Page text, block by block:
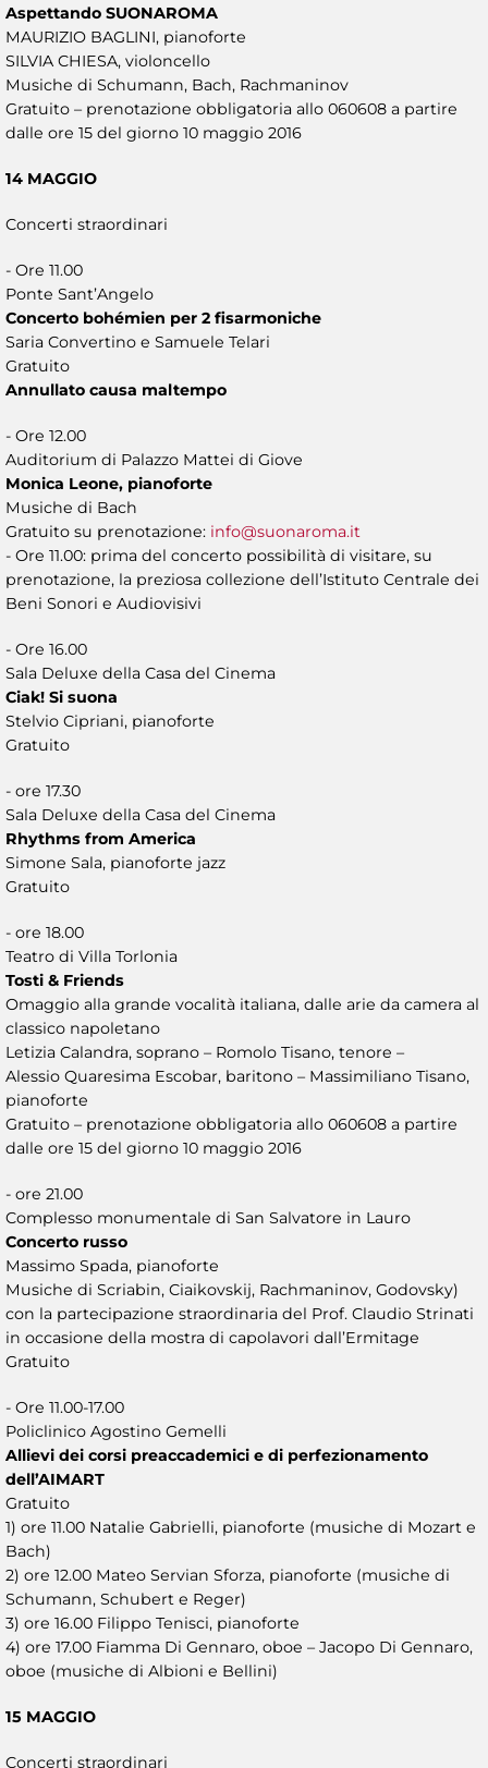
Aspettando SUONAROMA
MAURIZIO BAGLINI, pianoforte
SILVIA CHIESA, violoncello
Musiche di Schumann, Bach, Rachmaninov
Gratuito – prenotazione obbligatoria allo 060608 a partire
dalle ore 15 del giorno 10 maggio 2016
14 MAGGIO
Concerti straordinari
- Ore 11.00
Ponte Sant’Angelo
Concerto bohémien per 2 fisarmoniche
Saria Convertino e Samuele Telari
Gratuito
Annullato causa maltempo
- Ore 12.00
Auditorium di Palazzo Mattei di Giove
Monica Leone, pianoforte
Musiche di Bach
Gratuito su prenotazione: info@suonaroma.it
- Ore 11.00: prima del concerto possibilità di visitare, su
prenotazione, la preziosa collezione dell’Istituto Centrale dei
Beni Sonori e Audiovisivi
- Ore 16.00
Sala Deluxe della Casa del Cinema
Ciak! Si suona
Stelvio Cipriani, pianoforte
Gratuito
- ore 17.30
Sala Deluxe della Casa del Cinema
Rhythms from America
Simone Sala, pianoforte jazz
Gratuito
- ore 18.00
Teatro di Villa Torlonia
Tosti & Friends
Omaggio alla grande vocalità italiana, dalle arie da camera al
classico napoletano
Letizia Calandra, soprano – Romolo Tisano, tenore –
Alessio Quaresima Escobar, baritono – Massimiliano Tisano,
pianoforte
Gratuito – prenotazione obbligatoria allo 060608 a partire
dalle ore 15 del giorno 10 maggio 2016
- ore 21.00
Complesso monumentale di San Salvatore in Lauro
Concerto russo
Massimo Spada, pianoforte
Musiche di Scriabin, Ciaikovskij, Rachmaninov, Godovsky)
con la partecipazione straordinaria del Prof. Claudio Strinati
in occasione della mostra di capolavori dall’Ermitage
Gratuito
- Ore 11.00-17.00
Policlinico Agostino Gemelli
Allievi dei corsi preaccademici e di perfezionamento
dell’AIMART
Gratuito
1) ore 11.00 Natalie Gabrielli, pianoforte (musiche di Mozart e
Bach)
2) ore 12.00 Mateo Servian Sforza, pianoforte (musiche di
Schumann, Schubert e Reger)
3) ore 16.00 Filippo Tenisci, pianoforte
4) ore 17.00 Fiamma Di Gennaro, oboe – Jacopo Di Gennaro,
oboe (musiche di Albioni e Bellini)
15 MAGGIO
Concerti straordinari